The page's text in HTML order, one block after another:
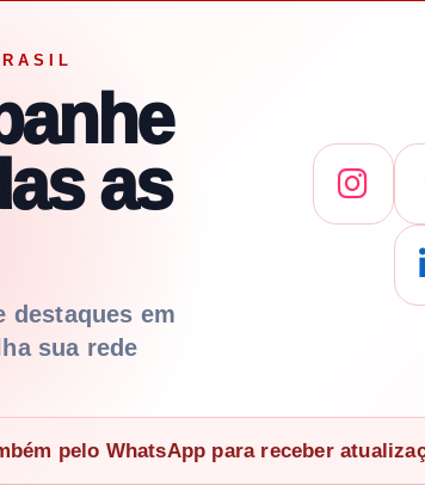
as
destaques em
sua rede
pelo WhatsApp para receber